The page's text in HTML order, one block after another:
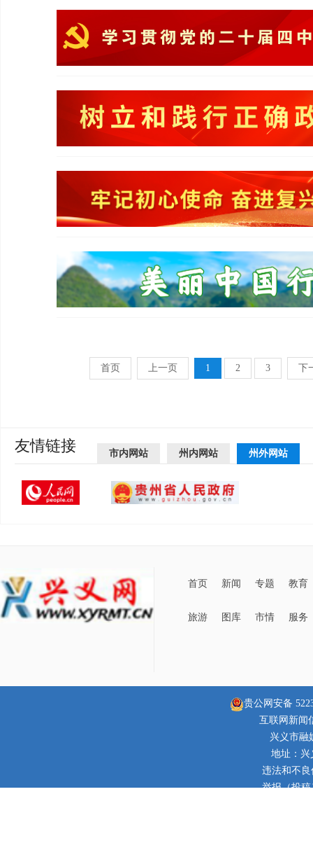
首页 上一页 1 2 3 下
友情链接 市内网站 州内网站 州外网站
首页 新闻 专题 教育
旅游 图库 市情 服务
贵公网安备
互联网新闻
兴义市融
地址：兴
违法和不良
举报（投稿